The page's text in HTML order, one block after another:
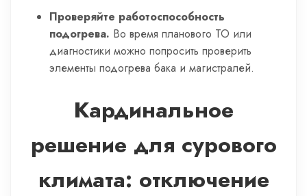
Проверяйте работоспособность
подогрева. Во время планового ТО или
диагностики можно попросить проверить
элементы подогрева бака и магистралей.
Кардинальное
решение для сурового
климата: отключение